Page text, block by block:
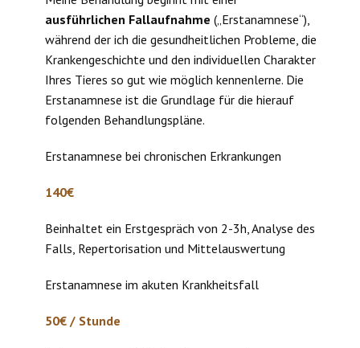
ausführlichen Fallaufnahme („Erstanamnese“),
während der ich die gesundheitlichen Probleme, die
Krankengeschichte und den individuellen Charakter
Ihres Tieres so gut wie möglich kennenlerne. Die
Erstanamnese ist die Grundlage für die hierauf
folgenden Behandlungspläne.
Erstanamnese bei chronischen Erkrankungen
140€
Beinhaltet ein Erstgespräch von 2-3h, Analyse des
Falls, Repertorisation und Mittelauswertung
Erstanamnese im akuten Krankheitsfall
50€ / Stunde